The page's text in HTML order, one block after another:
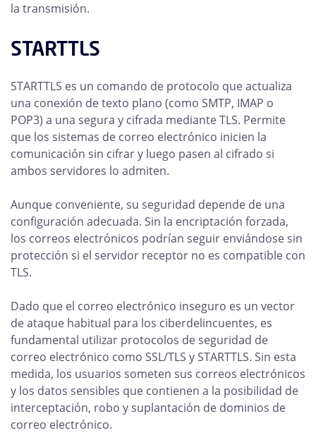
la transmisión.
STARTTLS
STARTTLS es un comando de protocolo que actualiza
una conexión de texto plano (como SMTP, IMAP o
POP3) a una segura y cifrada mediante TLS. Permite
que los sistemas de correo electrónico inicien la
comunicación sin cifrar y luego pasen al cifrado si
ambos servidores lo admiten.
Aunque conveniente, su seguridad depende de una
configuración adecuada. Sin la encriptación forzada,
los correos electrónicos podrían seguir enviándose sin
protección si el servidor receptor no es compatible con
TLS.
Dado que el correo electrónico inseguro es un vector
de ataque habitual para los ciberdelincuentes, es
fundamental utilizar protocolos de seguridad de
correo electrónico como SSL/TLS y STARTTLS. Sin esta
medida, los usuarios someten sus correos electrónicos
y los datos sensibles que contienen a la posibilidad de
interceptación, robo y suplantación de dominios de
correo electrónico.